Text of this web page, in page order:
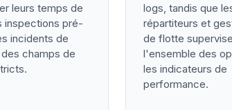
leurs temps de
inspections pré-
incidents de
champs de
logs, tandis que
répartiteurs et
de flotte
l'ensemble des
les indicateurs de
performance.